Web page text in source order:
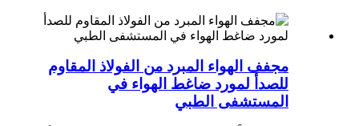
مجفف الهواء المبرد من الفولاذ المقاوم
للصدأ لمورد ضاغط الهواء في
المستشفى الطبي